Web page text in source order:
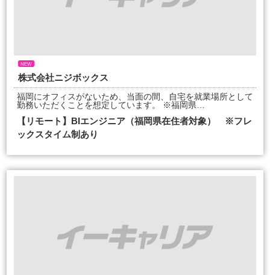
NEW
株式会社ニジボックス
福岡にオフィスがないため、当面の間、自宅を就業場所として
勤務いただくことを想定しています。 ※福岡県…
【リモート】BIエンジニア（福岡県在住者対象） ※フレ
ックスタイム制あり